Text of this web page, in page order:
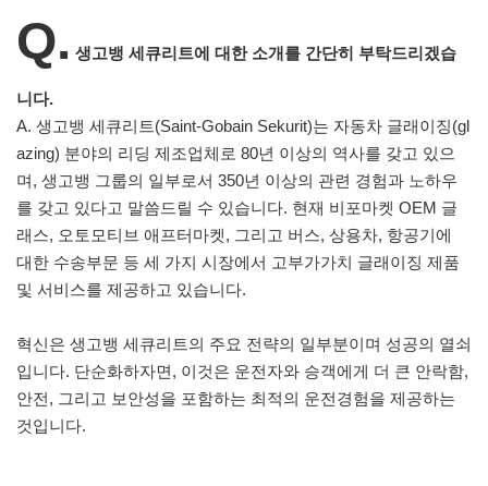
Q. 생고뱅 세큐리트에 대한 소개를 간단히 부탁드리겠습
니다.
A. 생고뱅 세큐리트(Saint-Gobain Sekurit)는 자동차 글래이징(gl
azing) 분야의 리딩 제조업체로 80년 이상의 역사를 갖고 있으
며, 생고뱅 그룹의 일부로서 350년 이상의 관련 경험과 노하우
를 갖고 있다고 말씀드릴 수 있습니다. 현재 비포마켓 OEM 글
래스, 오토모티브 애프터마켓, 그리고 버스, 상용차, 항공기에
대한 수송부문 등 세 가지 시장에서 고부가가치 글래이징 제품
및 서비스를 제공하고 있습니다.
혁신은 생고뱅 세큐리트의 주요 전략의 일부분이며 성공의 열쇠
입니다. 단순화하자면, 이것은 운전자와 승객에게 더 큰 안락함,
안전, 그리고 보안성을 포함하는 최적의 운전경험을 제공하는
것입니다.